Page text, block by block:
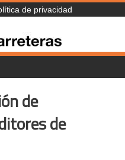
de privacidad
de
de